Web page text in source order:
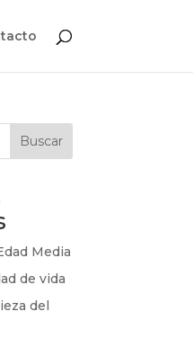
Buscar
Media
de vida
del